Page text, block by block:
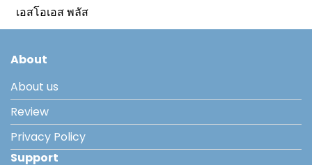
เอสโอเอส พลัส
About
About us
Review
Privacy Policy
Support